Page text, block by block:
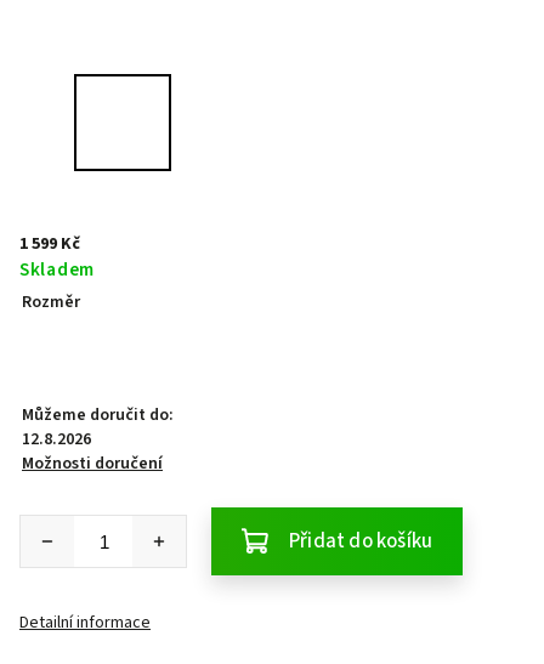
1 599 Kč
Skladem
Rozměr
Můžeme doručit do:
12.8.2026
Možnosti doručení
Přidat do košíku
Detailní informace